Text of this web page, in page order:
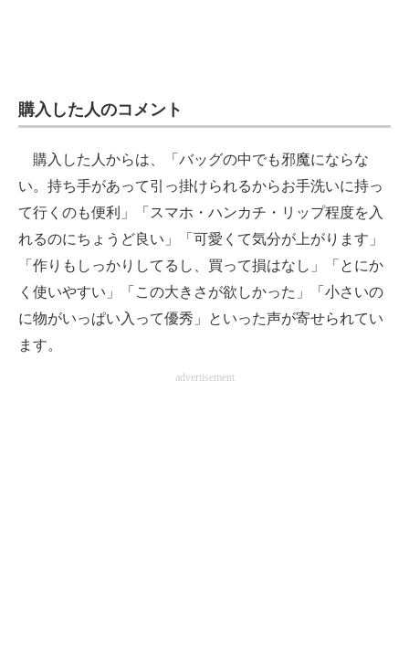
購入した人のコメント
購入した人からは、「バッグの中でも邪魔にならな
い。持ち手があって引っ掛けられるからお手洗いに持っ
て行くのも便利」「スマホ・ハンカチ・リップ程度を入
れるのにちょうど良い」「可愛くて気分が上がります」
「作りもしっかりしてるし、買って損はなし」「とにか
く使いやすい」「この大きさが欲しかった」「小さいの
に物がいっぱい入って優秀」といった声が寄せられてい
ます。
advertisement